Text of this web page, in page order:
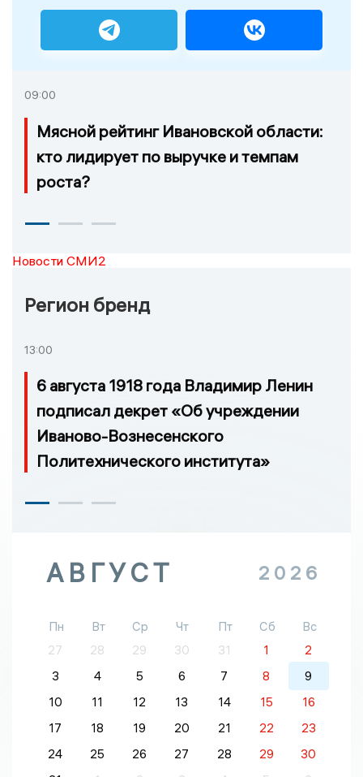
09:00
Мясной рейтинг Ивановской области:
кто лидирует по выручке и темпам
роста?
Новости СМИ2
Регион бренд
13:00
6 августа 1918 года Владимир Ленин
подписал декрет «Об учреждении
Иваново-Вознесенского
Политехнического института»
АВГУСТ 2026
Пн Вт Ср Чт Пт Сб
Вс
27
28 29 30 31 1
2
3
4 5 6 7 8
9
10
11 12 13 14 15
16
17
18 19 20 21 22
23
24
25 26 27 28 29
30